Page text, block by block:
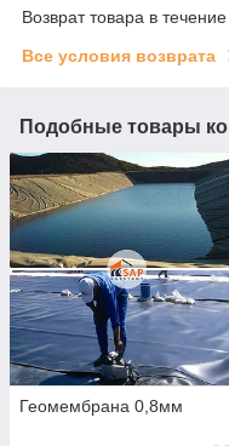
Возврат товара в
Все условия возврата
Подобные товары
Геомембрана 0,8мм